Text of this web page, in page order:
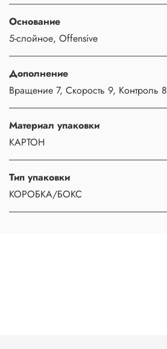
Основание
5-слойное, Offensive
Дополнение
Вращение 7, Скорость 9, Контроль 8
Материал упаковки
КАРТОН
Тип упаковки
КОРОБКА/БОКС